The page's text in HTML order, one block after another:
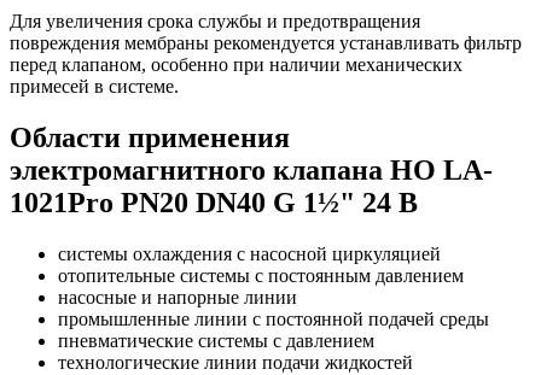
Для увеличения срока службы и предотвращения
повреждения мембраны рекомендуется устанавливать фильтр
перед клапаном, особенно при наличии механических
примесей в системе.
Области применения
электромагнитного клапана НО LA-
1021Pro PN20 DN40 G 1½" 24 В
системы охлаждения с насосной циркуляцией
отопительные системы с постоянным давлением
насосные и напорные линии
промышленные линии с постоянной подачей среды
пневматические системы с давлением
технологические линии подачи жидкостей